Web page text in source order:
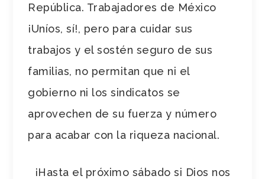
República. Trabajadores de México
¡Uníos, sí!, pero para cuidar sus
trabajos y el sostén seguro de sus
familias, no permitan que ni el
gobierno ni los sindicatos se
aprovechen de su fuerza y número
para acabar con la riqueza nacional.
¡Hasta el próximo sábado si Dios nos